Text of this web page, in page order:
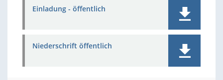
Einladung - öffentlich
Niederschrift öffentlich